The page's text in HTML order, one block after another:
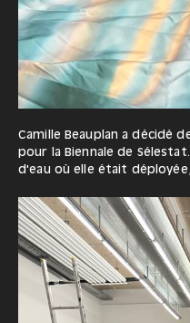
Camille Beauplan a décidé
pour la Biennale de
d'eau où elle était